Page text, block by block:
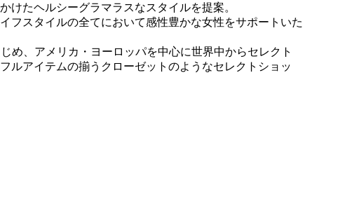
けたヘルシーグラマラスなスタイルを提案。
フスタイルの全てにおいて感性豊かな女性をサポートいた
め、アメリカ・ヨーロッパを中心に世界中からセレクト
ルアイテムの揃うクローゼットのようなセレクトショッ